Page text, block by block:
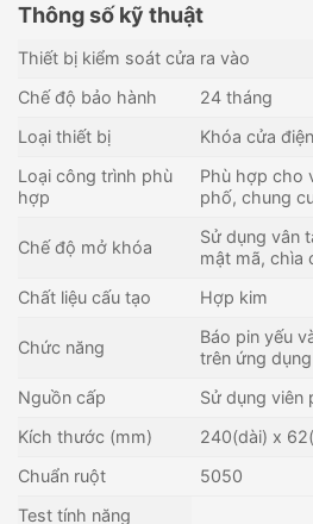
Thông số kỹ thuật
Thiết bị kiểm soát cửa ra vào
Chế độ bảo hành
24 tháng
Loại thiết bị
Khóa cửa
Loại công trình phù
hợp
Phù hợp cho
phố, chung
Chế độ mở khóa
Sử dụng vân
mật mã, chìa
Chất liệu cấu tạo
Hợp kim
Chức năng
Báo pin yếu
trên ứng dụng
Nguồn cấp
Sử dụng viên
Kích thước (mm)
240(dài) x
Chuẩn ruột
5050
Test tính năng